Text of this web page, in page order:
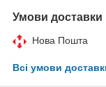
Умови доставки
Нова Пошта
Всі умови